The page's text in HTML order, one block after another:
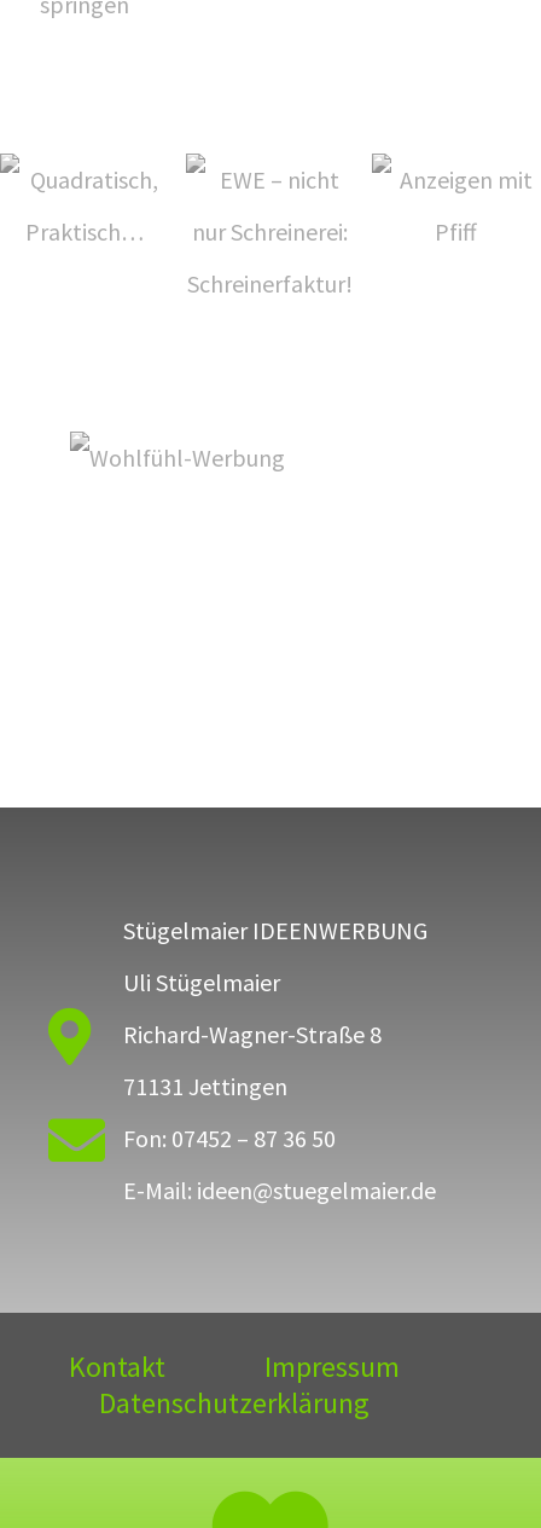
Stügelmaier IDEENWERBUNG
Uli Stügelmaier

Richard-Wagner-Straße 8
71131 Jettingen

Fon: 07452 – 87 36 50
E-Mail: ideen@stuegelmaier.de
Kontakt
Impressum
Datenschutzerklärung